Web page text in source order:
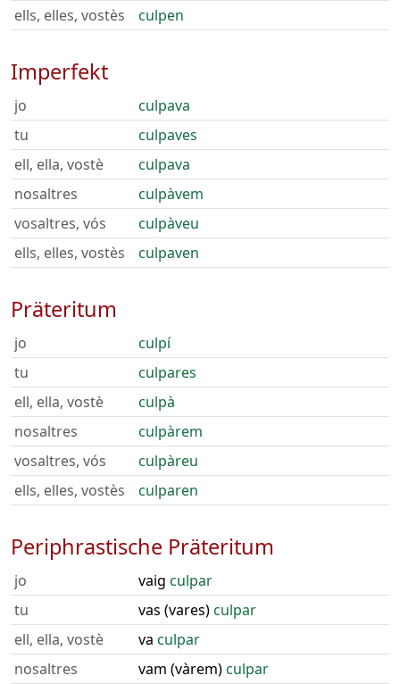
ells, elles, vostès
culpen
Imperfekt
jo
culpava
tu
culpaves
ell, ella, vostè
culpava
nosaltres
culpàvem
vosaltres, vós
culpàveu
ells, elles, vostès
culpaven
Präteritum
jo
culpí
tu
culpares
ell, ella, vostè
culpà
nosaltres
culpàrem
vosaltres, vós
culpàreu
ells, elles, vostès
culparen
Periphrastische Präteritum
jo vaig culpar
tu
vas (vares)culpar
ell, ella, vostè
va culpar
nosaltres
vam (vàrem)culpar